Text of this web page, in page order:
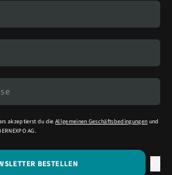
akzeptierst du dieAllgemeinen Geschäftsbedingungen und
AG.